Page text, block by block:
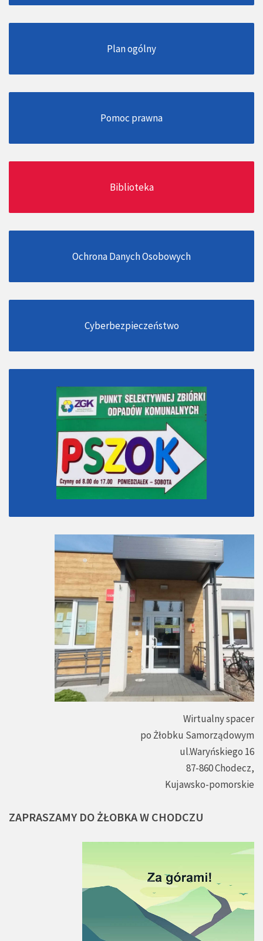
Plan ogólny
Pomoc prawna
Biblioteka
Ochrona Danych Osobowych
Cyberbezpieczeństwo
Wirtualny spacer
po Żłobku Samorządowym
ul.Waryńskiego 16
87-860 Chodecz,
Kujawsko-pomorskie
ZAPRASZAMY DO ŻŁOBKAW CHODCZU